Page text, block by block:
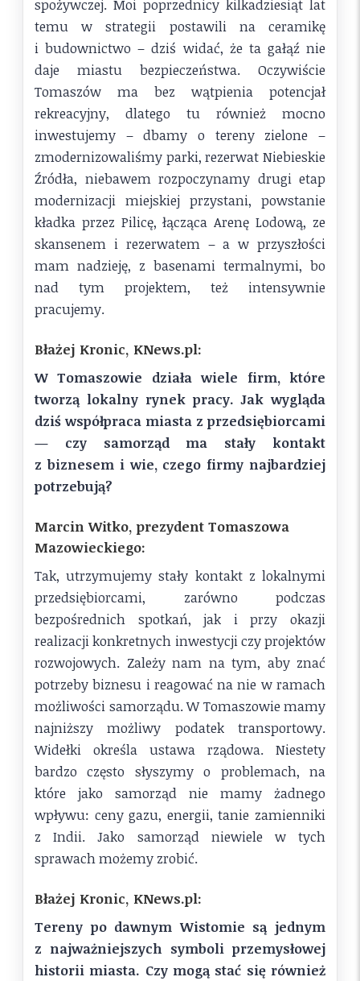
spożywczej. Moi poprzednicy kilkadziesiąt lat
temu w strategii postawili na ceramikę
i budownictwo – dziś widać, że ta gałąź nie
daje miastu bezpieczeństwa. Oczywiście
Tomaszów ma bez wątpienia potencjał
rekreacyjny, dlatego tu również mocno
inwestujemy – dbamy o tereny zielone –
zmodernizowaliśmy parki, rezerwat Niebieskie
Źródła, niebawem rozpoczynamy drugi etap
modernizacji miejskiej przystani, powstanie
kładka przez Pilicę, łącząca Arenę Lodową, ze
skansenem i rezerwatem – a w przyszłości
mam nadzieję, z basenami termalnymi, bo
nad tym projektem, też intensywnie
pracujemy.
Błażej Kronic, KNews.pl:
W Tomaszowie działa wiele firm, które
tworzą lokalny rynek pracy. Jak wygląda
dziś współpraca miasta z przedsiębiorcami
— czy samorząd ma stały kontakt
z biznesem i wie, czego firmy najbardziej
potrzebują?
Marcin Witko, prezydent Tomaszowa
Mazowieckiego:
Tak, utrzymujemy stały kontakt z lokalnymi
przedsiębiorcami, zarówno podczas
bezpośrednich spotkań, jak i przy okazji
realizacji konkretnych inwestycji czy projektów
rozwojowych. Zależy nam na tym, aby znać
potrzeby biznesu i reagować na nie w ramach
możliwości samorządu. W Tomaszowie mamy
najniższy możliwy podatek transportowy.
Widełki określa ustawa rządowa. Niestety
bardzo często słyszymy o problemach, na
które jako samorząd nie mamy żadnego
wpływu: ceny gazu, energii, tanie zamienniki
z Indii. Jako samorząd niewiele w tych
sprawach możemy zrobić.
Błażej Kronic, KNews.pl:
Tereny po dawnym Wistomie są jednym
z najważniejszych symboli przemysłowej
historii miasta. Czy mogą stać się również